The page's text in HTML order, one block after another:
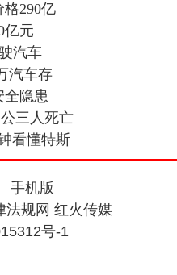
290亿
亿元
汽车
汽车存
全隐患
三人死亡
看懂特斯
手机版
法规网 红火传媒
号-1